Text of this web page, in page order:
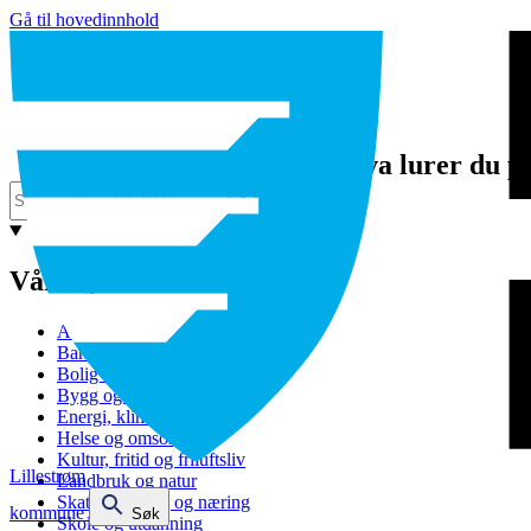
Gå til hovedinnhold
Lillestrøm
kommune
Søk
Hva lurer du
Våre tjenester
Avfall og gjenvinning
Barnehage
Bolig og sosiale tjenester
Bygg og eiendom
Energi, klima og miljø
Helse og omsorg
Kultur, fritid og friluftsliv
Landbruk og natur
Skatt, bevilling og næring
Skole og utdanning